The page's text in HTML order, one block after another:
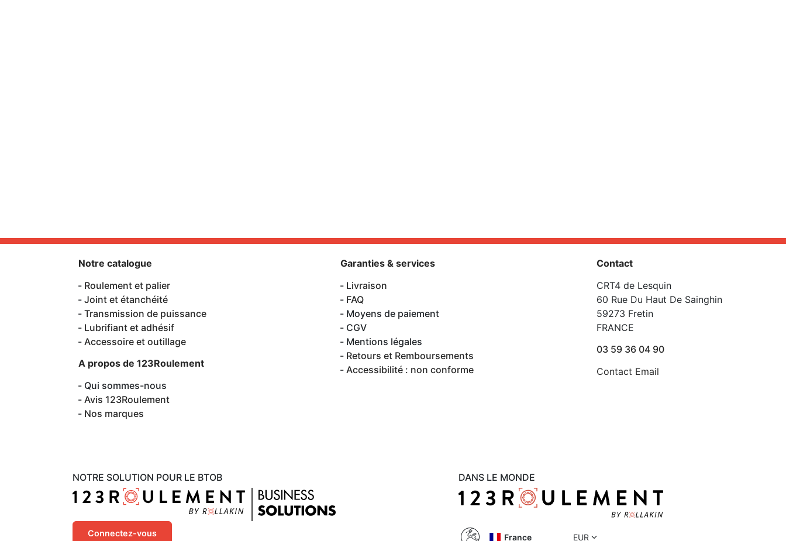
NOTRE SOLUTION POUR LE BTOB
Connectez-vous
Notre catalogue
Roulement et palier
Joint et étanchéité
Transmission de puissance
Lubrifiant et adhésif
Accessoire et outillage
A propos de 123Roulement
Qui sommes-nous
Avis 123Roulement
Nos marques
Garanties & services
Livraison
FAQ
Moyens de paiement
CGV
Mentions légales
Retours et Remboursements
Accessibilité : non conforme
Contact
CRT4 de Lesquin
60 Rue Du Haut De Sainghin
59273 Fretin
FRANCE
03 59 36 04 90
Contact Email
DANS LE MONDE
France EUR